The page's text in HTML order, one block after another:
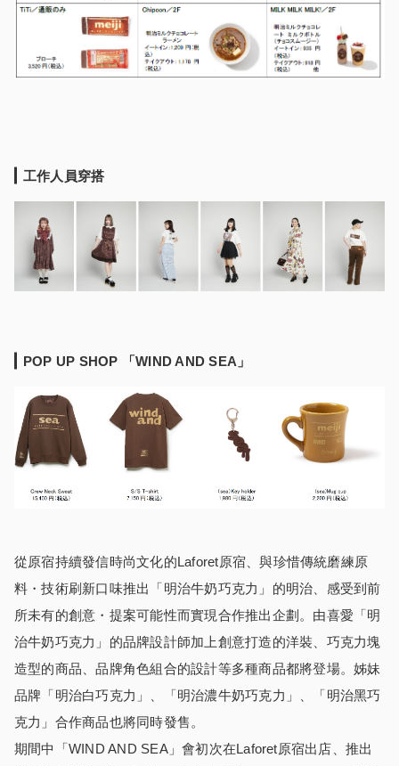
工作人員穿搭
POP UP SHOP 「WIND AND SEA」
從原宿持續發信時尚文化的Laforet原宿、與珍惜傳統磨練原
料・技術刷新口味推出「明治牛奶巧克力」的明治、感受到前
所未有的創意・提案可能性而實現合作推出企劃。由喜愛「明
治牛奶巧克力」的品牌設計師加上創意打造的洋裝、巧克力塊
造型的商品、品牌角色組合的設計等多種商品都將登場。姊妹
品牌「明治白巧克力」、「明治濃牛奶巧克力」、「明治黑巧
克力」合作商品也將同時發售。
期間中「WIND AND SEA」會初次在Laforet原宿出店、推出